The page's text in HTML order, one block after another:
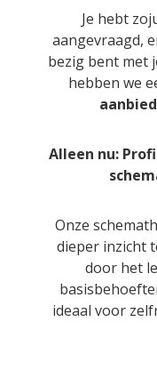
Je hebt
aangevraagd,
bezig bent met
hebben we
Alleen nu:
Onze
dieper inzicht
door het
ideaal voor